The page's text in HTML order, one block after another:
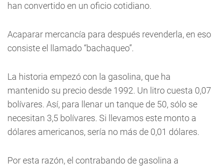
han convertido en un oficio cotidiano.
Acaparar mercancía para después revenderla, en eso
consiste el llamado “bachaqueo”.
La historia empezó con la gasolina, que ha
mantenido su precio desde 1992. Un litro cuesta 0,07
bolívares. Así, para llenar un tanque de 50, sólo se
necesitan 3,5 bolívares. Si llevamos este monto a
dólares americanos, sería no más de 0,01 dólares.
Por esta razón, el contrabando de gasolina a